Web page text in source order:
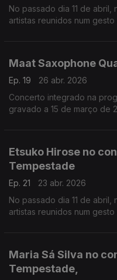
No passado dia 11 de
artistas reunidos num
Maat Saxophone
Ep. 19
26 abr. 2026
Concerto integrado na
gravado a 15 de março de
Etsuko Hirose no
Tempestade
Ep. 21
23 abr. 2026
No passado dia 11 de
artistas reunidos num
Maria Sá Silva no
Tempestade,